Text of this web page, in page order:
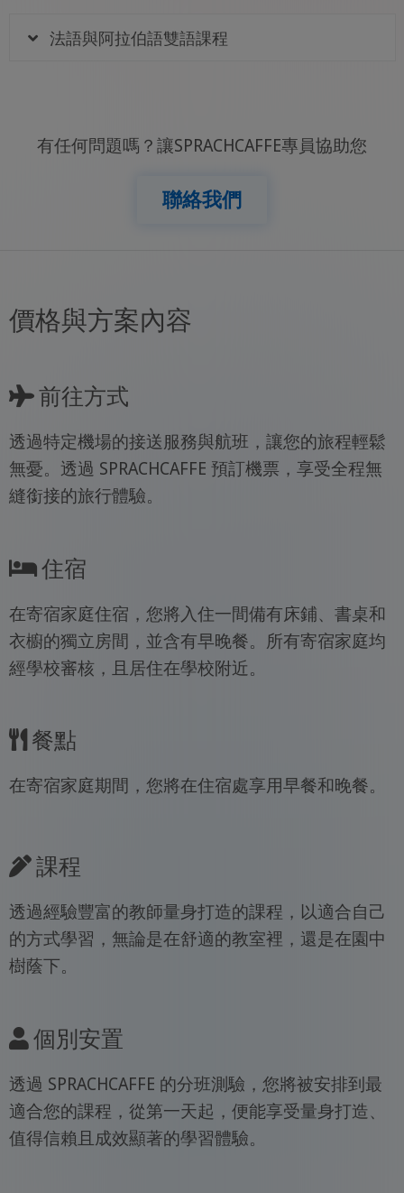
法語與阿拉伯語雙語課程
有任何問題嗎？讓SPRACHCAFFE專員協助您
聯絡我們
價格與方案內容
前往方式
透過特定機場的接送服務與航班，讓您的旅程輕鬆
無憂。透過 SPRACHCAFFE 預訂機票，享受全程無
縫銜接的旅行體驗。
住宿
在寄宿家庭住宿，您將入住一間備有床鋪、書桌和
衣櫥的獨立房間，並含有早晚餐。所有寄宿家庭均
經學校審核，且居住在學校附近。
餐點
在寄宿家庭期間，您將在住宿處享用早餐和晚餐。
課程
透過經驗豐富的教師量身打造的課程，以適合自己
的方式學習，無論是在舒適的教室裡，還是在園中
樹蔭下。
個別安置
透過 SPRACHCAFFE 的分班測驗，您將被安排到最
適合您的課程，從第一天起，便能享受量身打造、
值得信賴且成效顯著的學習體驗。